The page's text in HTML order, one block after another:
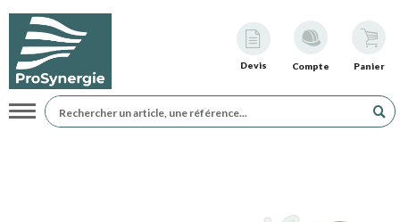
Devis Compte Panier
Navigation